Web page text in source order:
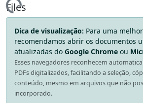
Files
Dica de visualização: Para uma
recomendamos abrir os documentos
atualizadas do Google Chrome ou
Esses navegadores reconhecem
PDFs digitalizados, facilitando a seleção,
conteúdo, mesmo em arquivos que não
incorporado.